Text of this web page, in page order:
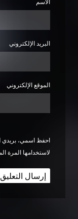
البريد الإلكتروني
الموقع الإلكتروني
احفظ اسمي، بريدي
لاستخدامها المرة